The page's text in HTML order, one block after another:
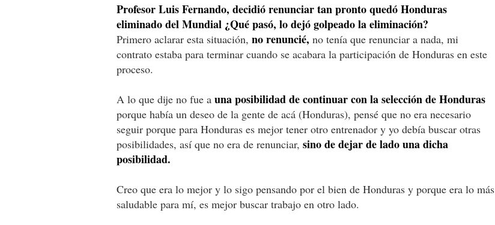
Profesor Luis Fernando, decidió renunciar tan pronto quedó Honduras
eliminado del Mundial ¿Qué pasó, lo dejó golpeado la eliminación?
Primero aclarar esta situación, no renuncié, no tenía que renunciar a nada, mi
contrato estaba para terminar cuando se acabara la participación de Honduras en este
proceso.
A lo que dije no fue a una posibilidad de continuar con la selección de Honduras
porque había un deseo de la gente de acá (Honduras), pensé que no era necesario
seguir porque para Honduras es mejor tener otro entrenador y yo debía buscar otras
posibilidades, así que no era de renunciar, sino de dejar de lado una dicha
posibilidad.
Creo que era lo mejor y lo sigo pensando por el bien de Honduras y porque era lo más
saludable para mí, es mejor buscar trabajo en otro lado.